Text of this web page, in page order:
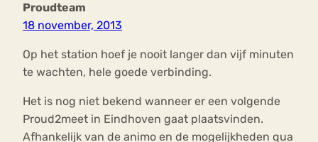
Proudteam
18 november, 2013
Op het station hoef je nooit langer dan vijf minuten
te wachten, hele goede verbinding.
Het is nog niet bekend wanneer er een volgende
Proud2meet in Eindhoven gaat plaatsvinden.
Afhankelijk van de animo en de mogelijkheden qua